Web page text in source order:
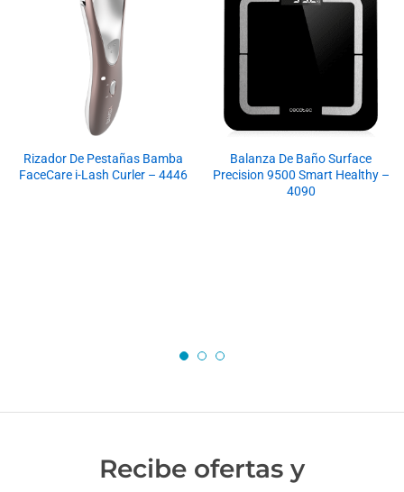
Rizador De Pestañas Bamba
FaceCare i-Lash Curler – 4446
Balanza De Baño Surface
Precision 9500 Smart Healthy –
4090
Recibe ofertas y